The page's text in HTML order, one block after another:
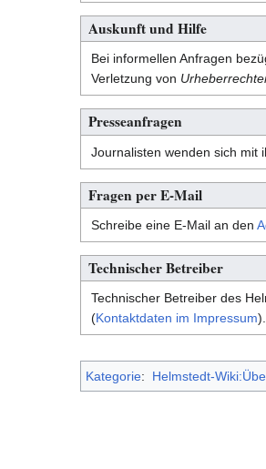
Auskunft und Hilfe
Bei informellen Anfragen
Verletzung von
Presseanfragen
Journalisten wenden sich mit
Fragen per E-Mail
Schreibe eine E-Mail an den
Technischer Betreiber
Technischer Betreiber des
(Kontaktdaten im Impressum).
Kategorie: Helmstedt-